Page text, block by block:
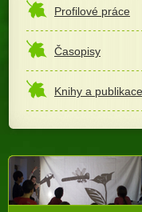
Profilové práce
Časopisy
Knihy a